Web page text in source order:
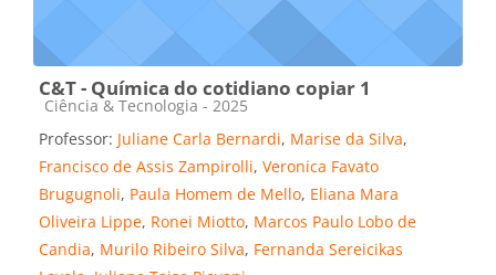
C&T - Química do cotidiano copiar 1
Categoria do curso
Ciência & Tecnologia - 2025
Professor: Juliane Carla Bernardi, Marise da Silva,
Francisco de Assis Zampirolli, Veronica Favato
Brugugnoli, Paula Homem de Mello, Eliana Mara
Oliveira Lippe, Ronei Miotto, Marcos Paulo Lobo de
Candia, Murilo Ribeiro Silva, Fernanda Sereicikas